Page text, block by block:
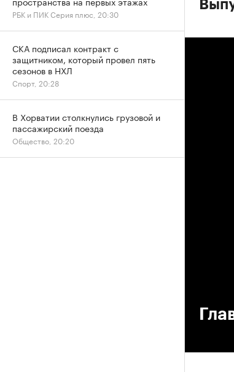
РБК и ПИК Серия плюс, 20:30
СКА подписал контракт с
защитником, который провел пять
сезонов в НХЛ
Спорт, 20:28
В Хорватии столкнулись грузовой и
пассажирский поезда
Общество, 20:20